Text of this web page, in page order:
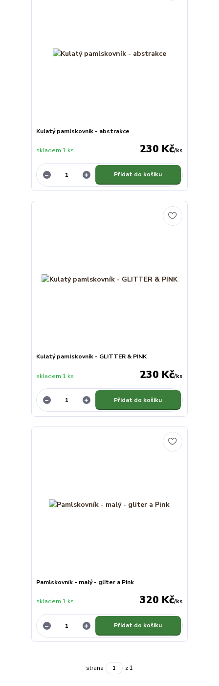
Kulatý pamlskovník - abstrakce
230 Kč/ks
skladem 1 ks
Přidat do košíku
Kulatý pamlskovník - GLITTER & PINK
230 Kč/ks
skladem 1 ks
Přidat do košíku
Pamlskovník - malý - gliter a Pink
320 Kč/ks
skladem 1 ks
Přidat do košíku
strana z 1